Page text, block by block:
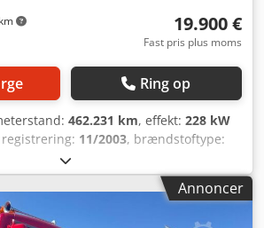
19.900 €
Fast pris plus moms
Ring op
462.231 km, effekt: 228 kW
11/2003, brændstoftype:
26.000 kg, akslekonfiguration:
geartype:automatisk, emissionsklasse:
15 m³, Produktionsår:2003,
, Intern varenummer: VTC30063 Flere
Annoncer